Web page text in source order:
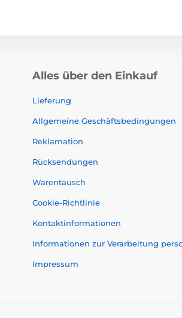
Alles über den Einkauf
Lieferung
Allgemeine Geschäftsbedingungen
Reklamation
Rücksendungen
Warentausch
Cookie-Richtlinie
Kontaktinformationen
Informationen zur Verarbeitung
Impressum